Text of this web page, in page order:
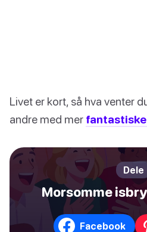
Livet er kort, så hva venter
andre med mer
Dele
Morsomme
Facebook